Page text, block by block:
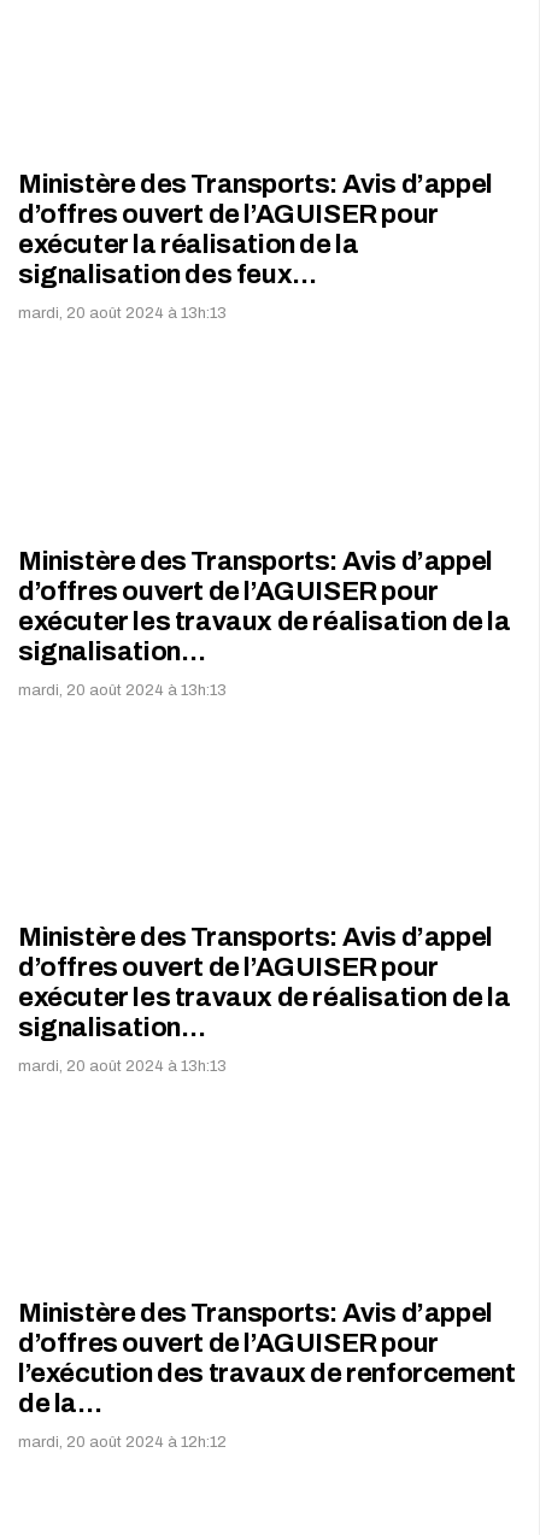
Ministère des Transports: Avis d’appel
d’offres ouvert de l’AGUISER pour
exécuter la réalisation de la
signalisation des feux…
mardi, 20 août 2024 à 13h:13
Ministère des Transports: Avis d’appel
d’offres ouvert de l’AGUISER pour
exécuter les travaux de réalisation de la
signalisation…
mardi, 20 août 2024 à 13h:13
Ministère des Transports: Avis d’appel
d’offres ouvert de l’AGUISER pour
exécuter les travaux de réalisation de la
signalisation…
mardi, 20 août 2024 à 13h:13
Ministère des Transports: Avis d’appel
d’offres ouvert de l’AGUISER pour
l’exécution des travaux de renforcement
de la…
mardi, 20 août 2024 à 12h:12